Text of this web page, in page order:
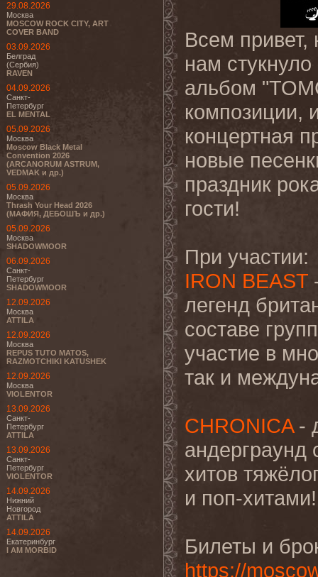
29.08.2026
Москва
MOSCOW ROCK CITY, ART
COVER BAND
03.09.2026
Белград
(Сербия)
RAVEN
04.09.2026
Санкт-
Петербург
EL MENTAL
05.09.2026
Москва
Moscow Black Metal
Convention 2026
(ARCANORUM ASTRUM,
VEDMAK и др.)
05.09.2026
Москва
Thrash Your Head 2026
(МАФИЯ, ДЕБОШЪ и др.)
05.09.2026
Москва
SHADOWMOOR
06.09.2026
Санкт-
Петербург
SHADOWMOOR
12.09.2026
Москва
ATTILA
12.09.2026
Москва
REPUS TUTO MATOS,
RAZMOTCHIKI KATUSHEK
12.09.2026
Москва
VIOLENTOR
13.09.2026
Санкт-
Петербург
ATTILA
13.09.2026
Санкт-
Петербург
VIOLENTOR
14.09.2026
Нижний
Новгород
ATTILA
14.09.2026
Екатеринбург
I AM MORBID
Всем привет,
нам
альбом
композиции,
концертная
новые
праздник
гости!
При участии:
IRON BEAST
легенд
составе
участие в
так и
CHRONICA-
андерграунд
хитов
и поп-хитами!
Билеты и
https://